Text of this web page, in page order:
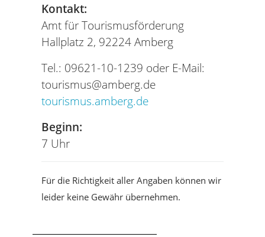
Kontakt:
Amt für Tourismusförderung
Hallplatz 2, 92224 Amberg
Tel.: 09621-10-1239 oder E-Mail:
tourismus@amberg.de
tourismus.amberg.de
Beginn:
7 Uhr
Für die Richtigkeit aller Angaben können wir
leider keine Gewähr übernehmen.